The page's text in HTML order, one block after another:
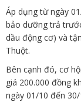
Áp dụng từ ngày
bảo dưỡng trả
dầu động cơ) và
Thuột.
Bên cạnh đó, cơ
giá 200.000 đồng
ngày 01/10 đến